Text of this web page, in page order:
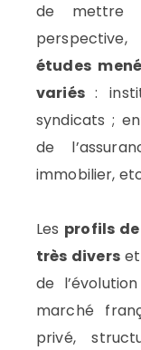
de mettre
études
variés:
syndicats ;
de
immobilier,
Les profils
très diverset
de
marché
privé,